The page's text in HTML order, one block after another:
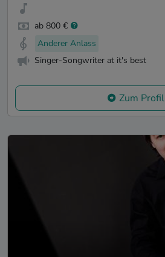
ab 800 €
Anderer Anlass
Singer-Songwriter at it's best
Zum Profil